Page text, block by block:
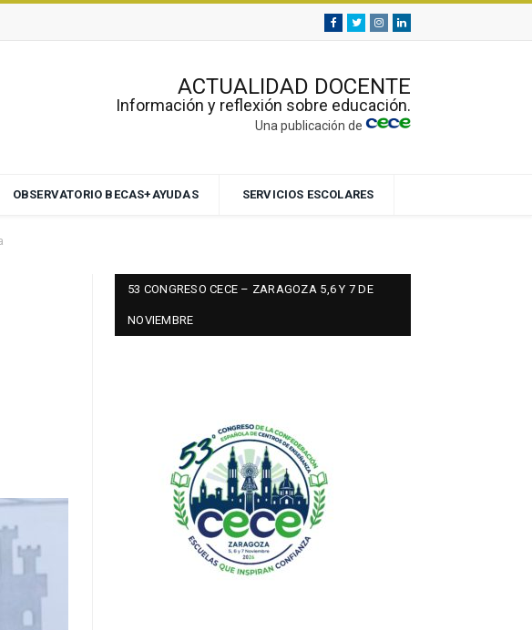
Facebook
TwitterInstagramLinkedin
ACTUALIDAD DOCENTE
Información y reflexión sobre educación.
Una publicación de
OBSERVATORIO BECAS+AYUDAS SERVICIOS ESCOLARES
53 CONGRESO CECE – ZARAGOZA 5,6 Y 7 DE
NOVIEMBRE